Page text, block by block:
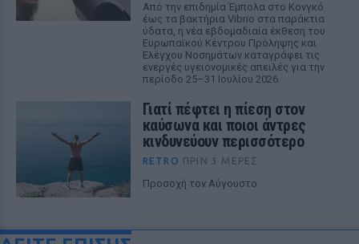
Από την επιδημία Έμπολα στο Κονγκό
έως τα βακτήρια Vibrio στα παράκτια
ύδατα, η νέα εβδομαδιαία έκθεση του
Ευρωπαϊκού Κέντρου Πρόληψης και
Ελέγχου Νοσημάτων καταγράφει τις
ενεργές υγειονομικές απειλές για την
περίοδο 25–31 Ιουλίου 2026.
Γιατί πέφτει η πίεση στον
καύσωνα και ποιοι άντρες
κινδυνεύουν περισσότερο
RETRO ΠΡΙΝ 3 ΜΈΡΕΣ
Προσοχή τον Αύγουστο